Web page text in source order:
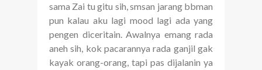
sama Zai tu gitu sih, smsan jarang bbman
pun kalau aku lagi mood lagi ada yang
pengen diceritain. Awalnya emang rada
aneh sih, kok pacarannya rada ganjil gak
kayak orang-orang, tapi pas dijalanin ya